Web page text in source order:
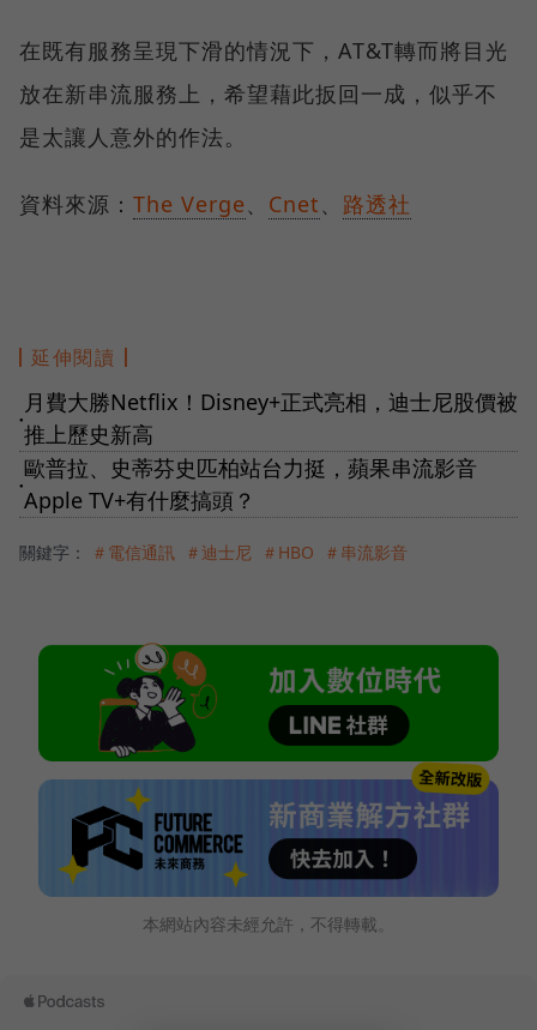
在既有服務呈現下滑的情況下，AT&T轉而將目光
放在新串流服務上，希望藉此扳回一成，似乎不
是太讓人意外的作法。
資料來源： The Verge、 Cnet、 路透社
延伸閱讀
●
月費大勝Netflix！Disney+正式亮相，迪士尼股價被
推上歷史新高
●
歐普拉、史蒂芬史匹柏站台力挺，蘋果串流影音
Apple TV+有什麼搞頭？
關鍵字： ＃電信通訊 ＃迪士尼 ＃HBO ＃串流影音
本網站內容未經允許，不得轉載。